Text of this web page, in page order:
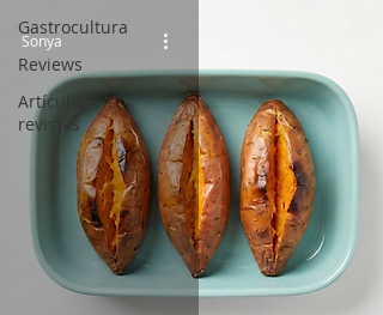
Gastrocultura
Reviews
Artículos
revistas
Sonya